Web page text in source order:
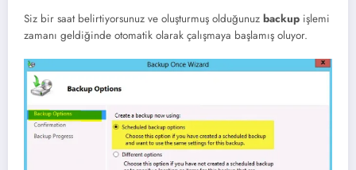
Siz bir saat belirtiyorsunuz ve oluşturmuş olduğunuz backup işlemi
zamanı geldiğinde otomatik olarak çalışmaya başlamış oluyor.